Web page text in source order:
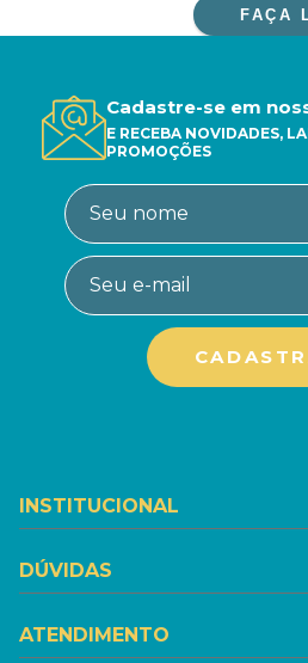
FAÇA
Cadastre-se em
E RECEBA NOVIDADES,
PROMOÇÕES
INSTITUCIONAL
DÚVIDAS
ATENDIMENTO